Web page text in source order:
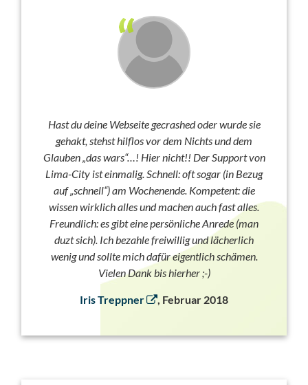
Hast du deine Webseite gecrashed oder wurde sie
gehakt, stehst hilflos vor dem Nichts und dem
Glauben „das wars“…! Hier nicht!! Der Support von
Lima-City ist einmalig. Schnell: oft sogar (in Bezug
auf „schnell“) am Wochenende. Kompetent: die
wissen wirklich alles und machen auch fast alles.
Freundlich: es gibt eine persönliche Anrede (man
duzt sich). Ich bezahle freiwillig und lächerlich
wenig und sollte mich dafür eigentlich schämen.
Vielen Dank bis hierher ;-)
Iris Treppner , Februar 2018